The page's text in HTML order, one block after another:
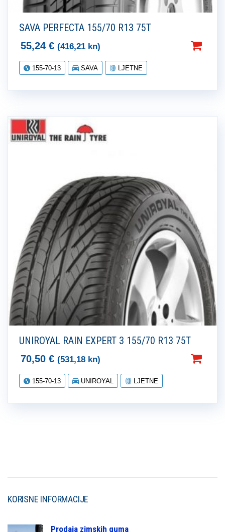
SAVA PERFECTA 155/70 R13 75T
55,24 € (416,21 kn)
155-70-13 SAVA LJETNE
UNIROYAL RAIN EXPERT 3 155/70 R13 75T
70,50 € (531,18 kn)
155-70-13 UNIROYAL LJETNE
KORISNE INFORMACIJE
Prodaja zimskih guma